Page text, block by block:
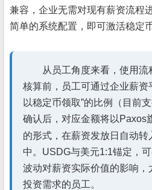
兼容，企业无需对现有薪资流程
简单的系统配置，即可激活稳定
从员工角度来看，使用
核算前，员工可通过企业薪资
以稳定币领取”的比例（目前
确认后，对应金额将以Paxos
的形式，在薪资发放日自动
中。USDG与美元1:1锚定，
波动对薪资实际价值的影响，
投资需求的员工。